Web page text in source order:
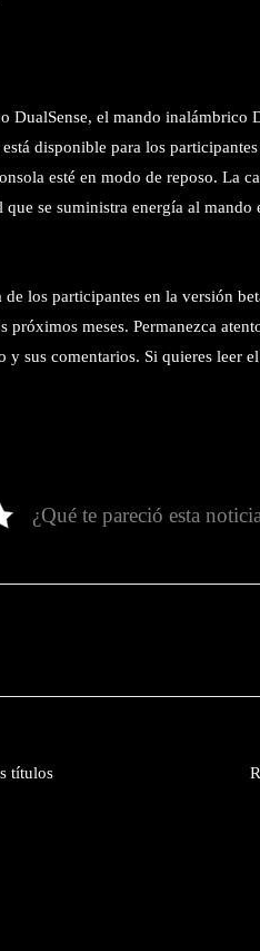
DualSense, el mando inalámbrico
disponible para los
esté en modo de reposo. La
se suministra energía al
los participantes en la versión
meses. Permanezca
sus comentarios. Si quieres leer
¿Qué te pareció esta
títulos